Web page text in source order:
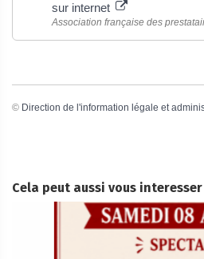
sur internet
Association française des
© Direction de l'information légale et
Cela peut aussi vous interesser